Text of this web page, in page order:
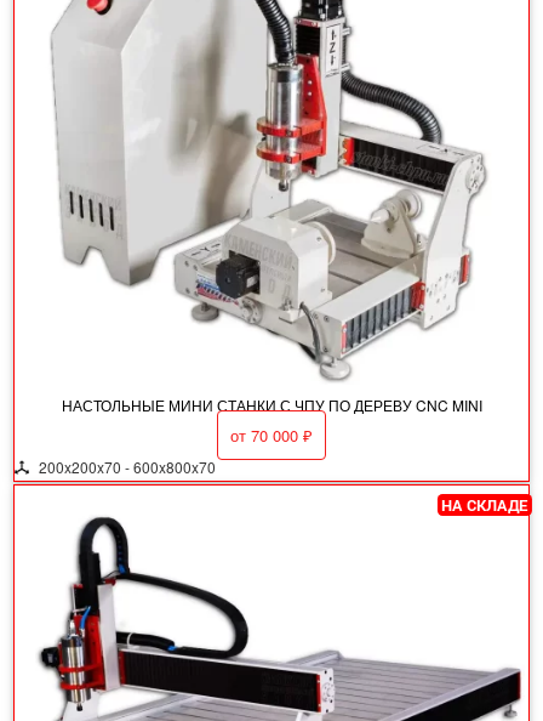
НАСТОЛЬНЫЕ МИНИ СТАНКИ С ЧПУ ПО ДЕРЕВУ CNC MINI
от 70 000 ₽
200x200x70 - 600x800x70